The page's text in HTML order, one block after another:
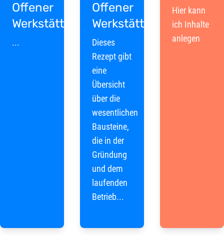
Offener
Werkstätten
...
Offener
Werkstätten
Dieses
Rezept gibt
eine
Übersicht
über die
wesentlichen
Bausteine,
die in der
Gründung
und dem
laufenden
Betrieb...
Hier kann
ich Inhalte
anlegen